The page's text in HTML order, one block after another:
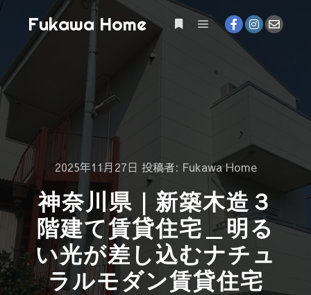
Fukawa Home
2025年11月27日 投稿者: Fukawa Home
神奈川県｜新築木造３
階建て賃貸住宅＿明る
い光が差し込むナチュ
ラルモダン賃貸住宅